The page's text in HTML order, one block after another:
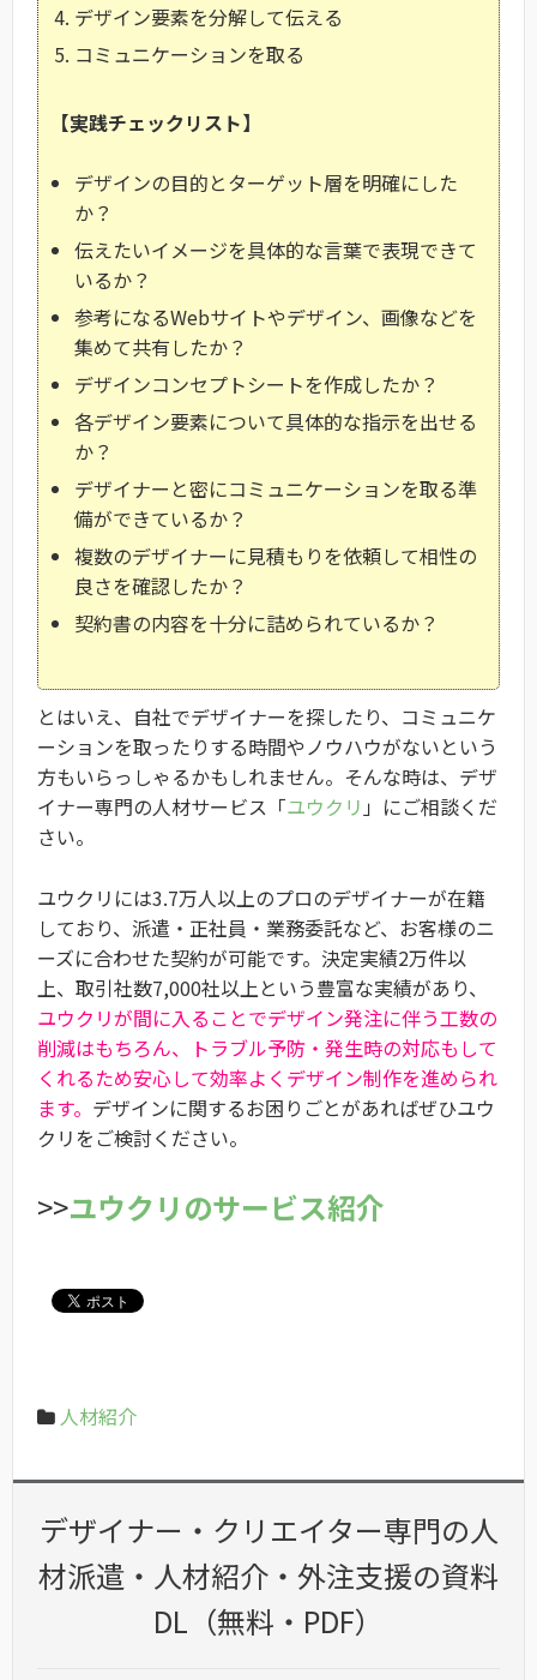
デザイン要素を分解して伝える
コミュニケーションを取る
【実践チェックリスト】
デザインの目的とターゲット層を明確にした
か？
伝えたいイメージを具体的な言葉で表現できて
いるか？
参考になるWebサイトやデザイン、画像などを
集めて共有したか？
デザインコンセプトシートを作成したか？
各デザイン要素について具体的な指示を出せる
か？
デザイナーと密にコミュニケーションを取る準
備ができているか？
複数のデザイナーに見積もりを依頼して相性の
良さを確認したか？
契約書の内容を十分に詰められているか？
とはいえ、自社でデザイナーを探したり、コミュニケ
ーションを取ったりする時間やノウハウがないという
方もいらっしゃるかもしれません。そんな時は、デザ
イナー専門の人材サービス「ユウクリ 」にご相談くだ
さい。
ユウクリには3.7万人以上のプロのデザイナーが在籍
しており、派遣・正社員・業務委託など、お客様のニ
ーズに合わせた契約が可能です。決定実績2万件以
上、取引社数7,000社以上という豊富な実績があり、
ユウクリが間に入ることでデザイン発注に伴う工数の
削減はもちろん、トラブル予防・発生時の対応もして
くれるため安心して効率よくデザイン制作を進められ
ます。 デザインに関するお困りごとがあればぜひユウ
クリをご検討ください。
>>ユウクリのサービス紹介
人材紹介
デザイナー・クリエイター専門の人
材派遣・人材紹介・外注支援の資料
DL（無料・PDF）